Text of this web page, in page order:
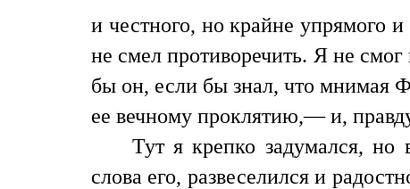
и честного, но крайне упрямого
не смел противоречить. Я не смог
бы он, если бы знал, что мнимая
ее вечному проклятию,— и,
Тут я крепко задумался, но
слова его, развеселился и